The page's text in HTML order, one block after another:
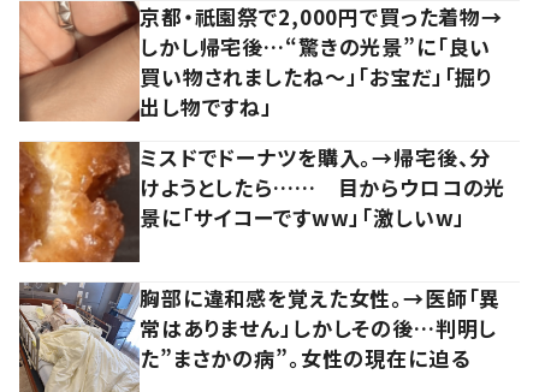
京都・祇園祭で2,000円で買った着物→
しかし帰宅後…“驚きの光景”に「良い
買い物されましたね～」「お宝だ」「掘り
出し物ですね」
ミスドでドーナツを購入。→帰宅後、分
けようとしたら…… 目からウロコの光
景に「サイコーですww」「激しいw」
胸部に違和感を覚えた女性。→医師「異
常はありません」しかしその後…判明し
た”まさかの病”。女性の現在に迫る